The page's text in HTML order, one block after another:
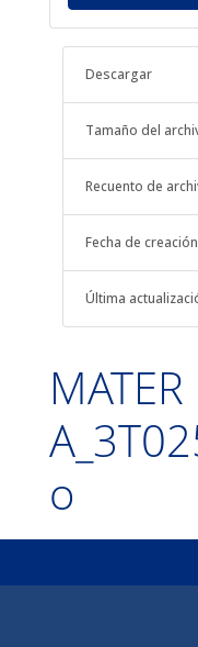
Descargar
Tamaño del
Recuento de
Fecha de creación
Última
o